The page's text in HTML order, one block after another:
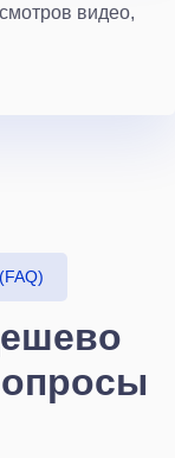
видео,